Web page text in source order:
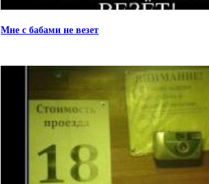
Мне с бабами не везет